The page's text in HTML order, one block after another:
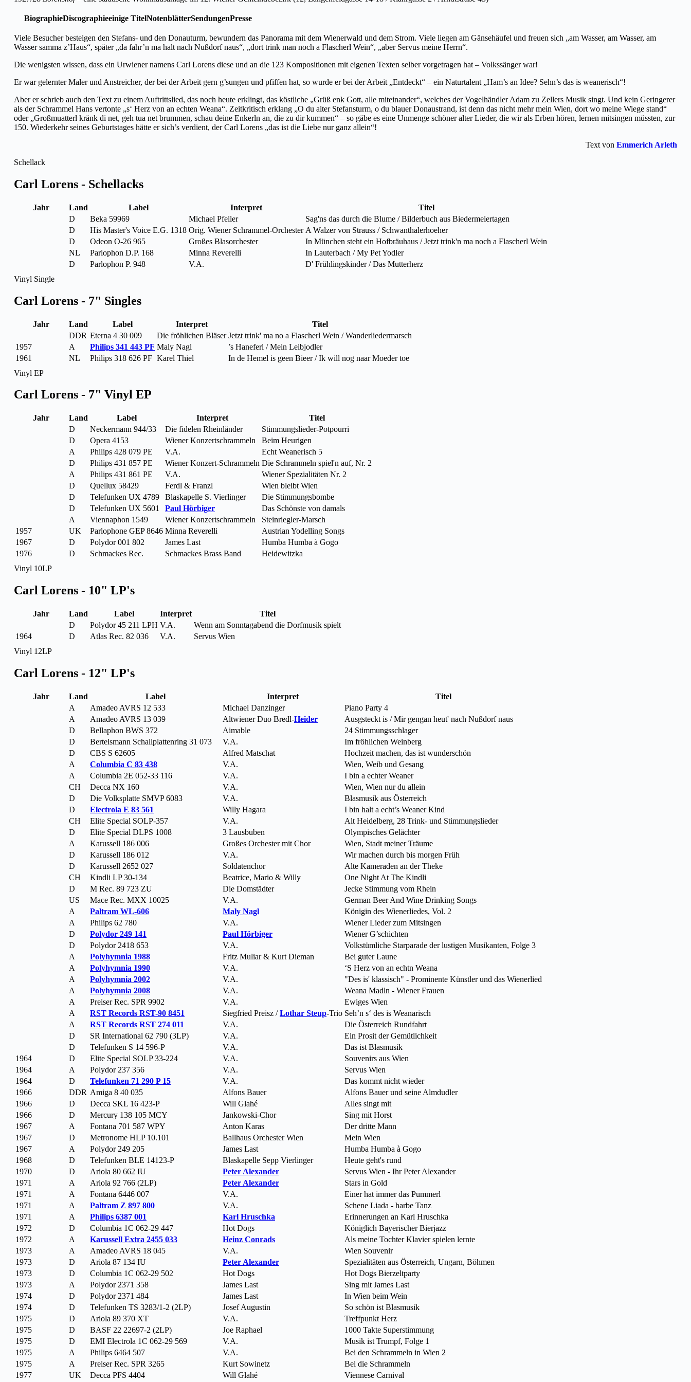
BiographieDiscographieeinige TitelNotenblätterSendungenPresse
Viele Besucher besteigen den Stefans- und den Donauturm, bewundern das Panorama mit dem Wienerwald und dem Strom. Viele liegen am Gänsehäufel und freuen sich „am Wasser, am Wasser, am
Wasser samma z’Haus“, später „da fahr’n ma halt nach Nußdorf naus“, „dort trink man noch a Flascherl Wein“, „aber Servus meine Herrn“.
Die wenigsten wissen, dass ein Urwiener namens Carl Lorens diese und an die 123 Kompositionen mit eigenen Texten selber vorgetragen hat – Volkssänger war!
Er war gelernter Maler und Anstreicher, der bei der Arbeit gern g’sungen und pfiffen hat, so wurde er bei der Arbeit „Entdeckt“ – ein Naturtalent „Ham’s an Idee? Sehn’s das is weanerisch“!
Aber er schrieb auch den Text zu einem Auftrittslied, das noch heute erklingt, das köstliche „Grüß enk Gott, alle miteinander“, welches der Vogelhändler Adam zu Zellers Musik singt. Und kein Geringerer
als der Schrammel Hans vertonte „s‘ Herz von an echten Weana“. Zeitkritisch erklang „O du alter Stefansturm, o du blauer Donaustrand, ist denn das nicht mehr mein Wien, dort wo meine Wiege stand“
oder „Großmuatterl kränk di net, geh tua net brummen, schau deine Enkerln an, die zu dir kummen“ – so gäbe es eine Unmenge schöner alter Lieder, die wir als Erben hören, lernen mitsingen müssten, zur
150. Wiederkehr seines Geburtstages hätte er sich’s verdient, der Carl Lorens „das ist die Liebe nur ganz allein“!
Text von Emmerich Arleth
Schellack
Carl Lorens - Schellacks
Jahr Land Label Interpret
Titel
D
Beka 59969 Michael Pfeiler
Sag'ns das durch die Blume / Bilderbuch aus Biedermeiertagen
D
His Master's Voice E.G. 1318 Orig. Wiener Schrammel-Orchester A Walzer von Strauss / Schwanthalerhoeher
D
Odeon O-26 965 Großes Blasorchester
In München steht ein Hofbräuhaus / Jetzt trink'n ma noch a Flascherl Wein
NL
Parlophon D.P. 168 Minna Reverelli
In Lauterbach / My Pet Yodler
D
Parlophon P. 948 V.A.
D' Frühlingskinder / Das Mutterherz
Vinyl Single
Carl Lorens - 7" Singles
Jahr Land Label Interpret
Titel
DDR Eterna 4 30 009 Die fröhlichen Bläser Jetzt trink' ma no a Flascherl Wein / Wanderliedermarsch
1957
A Philips 341 443 PF Maly Nagl
’s Haneferl / Mein Leibjodler
1961
NL Philips 318 626 PF Karel Thiel
In de Hemel is geen Bieer / Ik will nog naar Moeder toe
Vinyl EP
Carl Lorens - 7" Vinyl EP
Jahr Land Label Interpret
Titel
D
Neckermann 944/33 Die fidelen Rheinländer
Stimmungslieder-Potpourri
D
Opera 4153 Wiener Konzertschrammeln
Beim Heurigen
A
Philips 428 079 PE V.A.
Echt Weanerisch 5
D
Philips 431 857 PE Wiener Konzert-Schrammeln Die Schrammeln spiel'n auf, Nr. 2
A
Philips 431 861 PE V.A.
Wiener Spezialitäten Nr. 2
D
Quellux 58429 Ferdl & Franzl
Wien bleibt Wien
D
Telefunken UX 4789 Blaskapelle S. Vierlinger
Die Stimmungsbombe
D
Telefunken UX 5601 Paul Hörbiger
Das Schönste von damals
A
Viennaphon 1549 Wiener Konzertschrammeln
Steinriegler-Marsch
1957
UK Parlophone GEP 8646 Minna Reverelli
Austrian Yodelling Songs
1967
D Polydor 001 802 James Last
Humba Humba à Gogo
1976
D Schmackes Rec. Schmackes Brass Band
Heidewitzka
Vinyl 10LP
Carl Lorens - 10" LP's
Jahr Land Label Interpret
Titel
D
Polydor 45 211 LPH V.A.
Wenn am Sonntagabend die Dorfmusik spielt
1964
D Atlas Rec. 82 036 V.A.
Servus Wien
Vinyl 12LP
Carl Lorens - 12" LP's
Jahr Land Label Interpret
Titel
A
Amadeo AVRS 12 533 Michael Danzinger
Piano Party 4
A
Amadeo AVRS 13 039 Altwiener Duo Bredl-Heider
Ausgsteckt is / Mir gengan heut' nach Nußdorf naus
D
Bellaphon BWS 372 Aimable
24 Stimmungsschlager
D
Bertelsmann Schallplattenring 31 073 V.A.
Im fröhlichen Weinberg
D
CBS S 62605 Alfred Matschat
Hochzeit machen, das ist wunderschön
A
Columbia C 83 438 V.A.
Wien, Weib und Gesang
A
Columbia 2E 052-33 116 V.A.
I bin a echter Weaner
CH
Decca NX 160 V.A.
Wien, Wien nur du allein
D
Die Volksplatte SMVP 6083 V.A.
Blasmusik aus Österreich
D
Electrola E 83 561 Willy Hagara
I bin halt a echt’s Weaner Kind
CH
Elite Special SOLP-357 V.A.
Alt Heidelberg, 28 Trink- und Stimmungslieder
D
Elite Special DLPS 1008 3 Lausbuben
Olympisches Gelächter
A
Karussell 186 006 Großes Orchester mit Chor
Wien, Stadt meiner Träume
D
Karussell 186 012 V.A.
Wir machen durch bis morgen Früh
D
Karussell 2652 027 Soldatenchor
Alte Kameraden an der Theke
CH
Kindli LP 30-134 Beatrice, Mario & Willy
One Night At The Kindli
D
M Rec. 89 723 ZU Die Domstädter
Jecke Stimmung vom Rhein
US
Mace Rec. MXX 10025 V.A.
German Beer And Wine Drinking Songs
A
Paltram WL-606 Maly Nagl
Königin des Wienerliedes, Vol. 2
A
Philips 62 780 V.A.
Wiener Lieder zum Mitsingen
D
Polydor 249 141 Paul Hörbiger
Wiener G’schichten
D
Polydor 2418 653 V.A.
Volkstümliche Starparade der lustigen Musikanten, Folge 3
A
Polyhymnia 1988 Fritz Muliar & Kurt Dieman
Bei guter Laune
A
Polyhymnia 1990 V.A.
‘S Herz von an echtn Weana
A
Polyhymnia 2002 V.A.
"Des is' klassisch" - Prominente Künstler und das Wienerlied
A
Polyhymnia 2008 V.A.
Weana Madln - Wiener Frauen
A
Preiser Rec. SPR 9902 V.A.
Ewiges Wien
A
RST Records RST-90 8451 Siegfried Preisz /Lothar Steup-Trio Seh’n s‘ des is Weanarisch
A
RST Records RST 274 011 V.A.
Die Österreich Rundfahrt
D
SR International 62 790 (3LP) V.A.
Ein Prosit der Gemütlichkeit
D
Telefunken S 14 596-P V.A.
Das ist Blasmusik
1964
D Elite Special SOLP 33-224 V.A.
Souvenirs aus Wien
1964
A Polydor 237 356 V.A.
Servus Wien
1964
D Telefunken 71 290 P 15 V.A.
Das kommt nicht wieder
1966
DDR Amiga 8 40 035 Alfons Bauer
Alfons Bauer und seine Almdudler
1966
D Decca SKL 16 423-P Will Glahé
Alles singt mit
1966
D Mercury 138 105 MCY Jankowski-Chor
Sing mit Horst
1967
A Fontana 701 587 WPY Anton Karas
Der dritte Mann
1967
D Metronome HLP 10.101 Ballhaus Orchester Wien
Mein Wien
1967
A Polydor 249 205 James Last
Humba Humba à Gogo
1968
D Telefunken BLE 14123-P Blaskapelle Sepp Vierlinger
Heute geht's rund
1970
D Ariola 80 662 IU Peter Alexander
Servus Wien - Ihr Peter Alexander
1971
A Ariola 92 766 (2LP) Peter Alexander
Stars in Gold
1971
A Fontana 6446 007 V.A.
Einer hat immer das Pummerl
1971
A Paltram Z 897 800 V.A.
Schene Liada - harbe Tanz
1971
A Philips 6387 001 Karl Hruschka
Erinnerungen an Karl Hruschka
1972
D Columbia 1C 062-29 447 Hot Dogs
Königlich Bayerischer Bierjazz
1972
A Karussell Extra 2455 033 Heinz Conrads
Als meine Tochter Klavier spielen lernte
1973
A Amadeo AVRS 18 045 V.A.
Wien Souvenir
1973
D Ariola 87 134 IU Peter Alexander
Spezialitäten aus Österreich, Ungarn, Böhmen
1973
D Columbia 1C 062-29 502 Hot Dogs
Hot Dogs Bierzeltparty
1973
A Polydor 2371 358 James Last
Sing mit James Last
1974
D Polydor 2371 484 James Last
In Wien beim Wein
1974
D Telefunken TS 3283/1-2 (2LP) Josef Augustin
So schön ist Blasmusik
1975
D Ariola 89 370 XT V.A.
Treffpunkt Herz
1975
D BASF 22 22697-2 (2LP) Joe Raphael
1000 Takte Superstimmung
1975
D EMI Electrola 1C 062-29 569 V.A.
Musik ist Trumpf, Folge 1
1975
A Philips 6464 507 V.A.
Bei den Schrammeln in Wien 2
1975
A Preiser Rec. SPR 3265 Kurt Sowinetz
Bei die Schrammeln
1977
UK Decca PFS 4404 Will Glahé
Viennese Carnival